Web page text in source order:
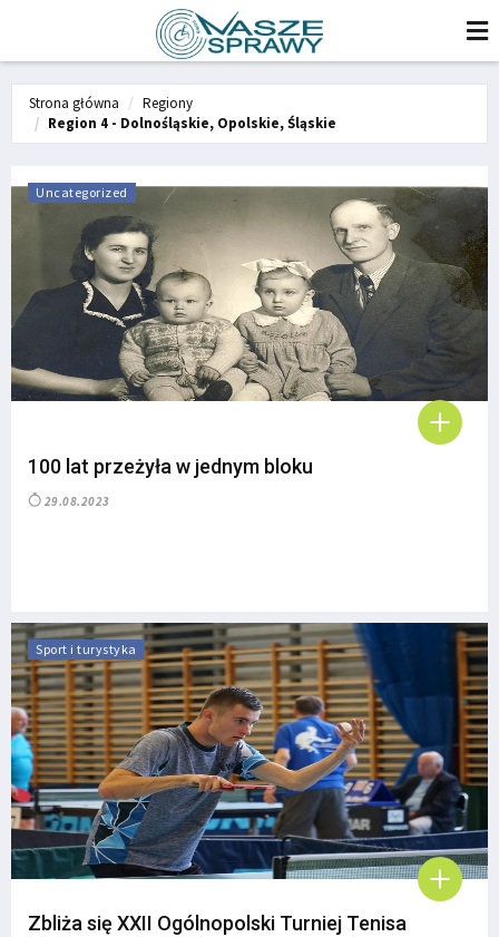
Strona główna
Regiony
Region 4 - Dolnośląskie, Opolskie, Śląskie
Uncategorized
100 lat przeżyła w jednym bloku
29.08.2023
Sport i turystyka
Zbliża się XXII Ogólnopolski Turniej Tenisa